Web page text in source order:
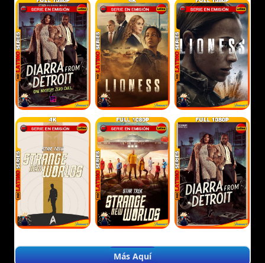
Más Aquí